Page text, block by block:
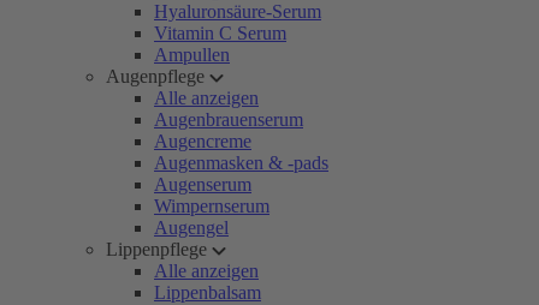
Hyaluronsäure-Serum
Vitamin C Serum
Ampullen
Augenpflege
Alle anzeigen
Augenbrauenserum
Augencreme
Augenmasken & -pads
Augenserum
Wimpernserum
Augengel
Lippenpflege
Alle anzeigen
Lippenbalsam